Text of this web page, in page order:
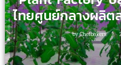
ไทยศูนย์กลางผลิต
byChetbakers